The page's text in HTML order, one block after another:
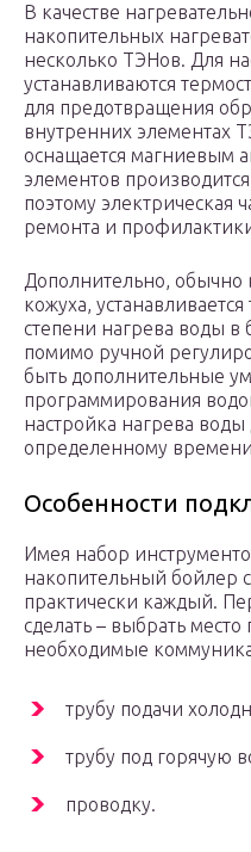
В качестве
накопительных
несколько ТЭНов. Для
устанавливаются
для предотвращения
внутренних элементах
оснащается магниевым
элементов
поэтому электрическая
ремонта и
Дополнительно, обычно
кожуха,
степени нагрева воды
помимо ручной
быть дополнительные
программирования
настройка нагрева
определенному
Особенности
Имея набор
накопительный бойлер
практически каждый.
сделать – выбрать
необходимые
трубу подачи
трубу под горячую
проводку.